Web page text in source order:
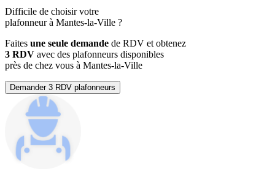
Difficile de choisir votre
plafonneur à Mantes-la-Ville ?
Faites une seule demande de RDV et obtenez
3 RDV avec des plafonneurs disponibles
près de chez vous à Mantes-la-Ville
Demander 3 RDV plafonneurs